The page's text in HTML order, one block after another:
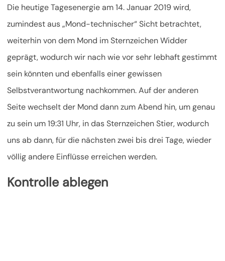
Die heutige Tagesenergie am 14. Januar 2019 wird,
zumindest aus „Mond-technischer“ Sicht betrachtet,
weiterhin von dem Mond im Sternzeichen Widder
geprägt, wodurch wir nach wie vor sehr lebhaft gestimmt
sein könnten und ebenfalls einer gewissen
Selbstverantwortung nachkommen. Auf der anderen
Seite wechselt der Mond dann zum Abend hin, um genau
zu sein um 19:31 Uhr, in das Sternzeichen Stier, wodurch
uns ab dann,für die nächsten zwei bis drei Tage, wieder
völlig andere Einflüsse erreichen werden.
Kontrolle ablegen